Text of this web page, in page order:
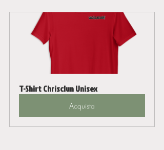
T-Shirt Chrisclun Unisex
Acquista